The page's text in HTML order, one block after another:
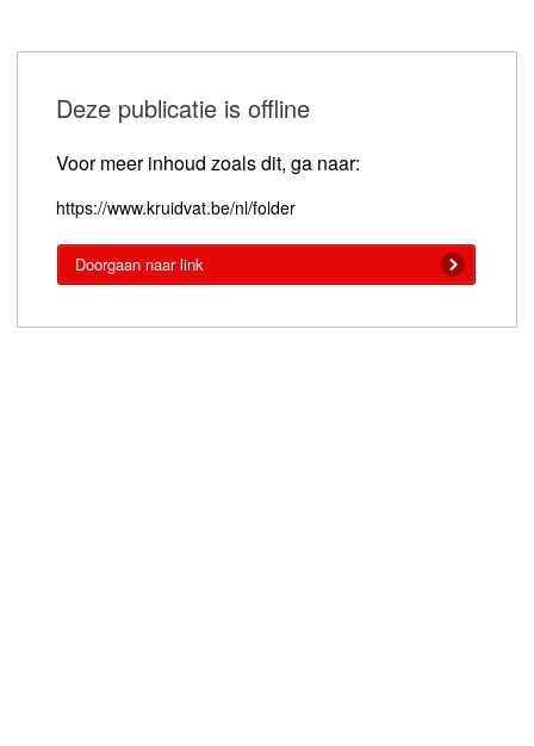
Deze publicatie is offline
Voor meer inhoud zoals dit, ga naar:
https://www.kruidvat.be/nl/folder
Doorgaan naar link